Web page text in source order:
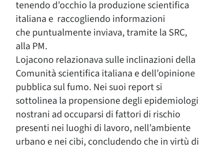
tenendo d’occhio la produzione scientifica
italiana e raccogliendo informazioni
che puntualmente inviava, tramite la SRC,
alla PM.
Lojacono relazionava sulle inclinazioni della
Comunità scientifica italiana e dell’opinione
pubblica sul fumo. Nei suoi report si
sottolinea la propensione degli epidemiologi
nostrani ad occuparsi di fattori di rischio
presenti nei luoghi di lavoro, nell’ambiente
urbano e nei cibi, concludendo che in virtù di